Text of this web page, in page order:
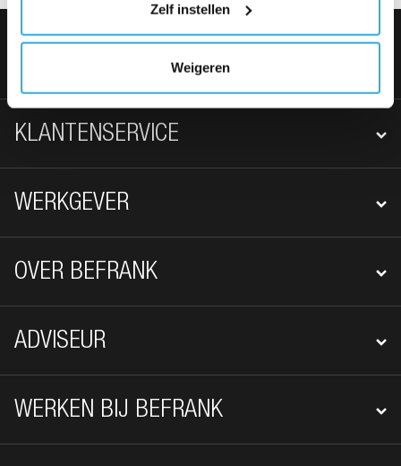
Zelf instellen
Weigeren
FOOTER NAVIGATIE
KLANTENSERVICE
WERKGEVER
OVER BEFRANK
ADVISEUR
WERKEN BIJ BEFRANK